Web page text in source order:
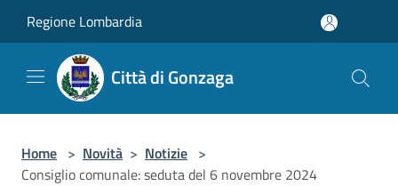
Regione Lombardia
Città di Gonzaga
Home > Novità > Notizie >
Consiglio comunale: seduta del 6 novembre 2024